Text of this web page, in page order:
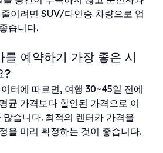
이려면 SUV/다인승 차량으로 업
습니다.
예약하기 가장 좋은 시
?
터에 따르면, 여행 30~45일 전에
균 가격보다 할인된 가격으로 이
습니다. 최적의 렌터카 가격을
을 미리 확정하는 것이 좋습니다.